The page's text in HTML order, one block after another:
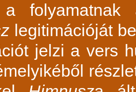
a
legitimációját
jelzi a vers